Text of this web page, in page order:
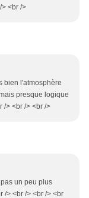
> <br />
bien l'atmosphère
presque logique
/> <br /> <br />
un peu plus
/> <br /> <br /> <br